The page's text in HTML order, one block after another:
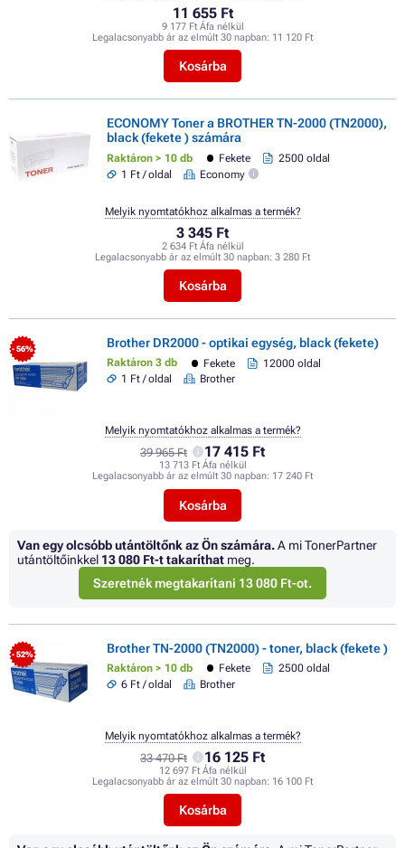
11 655 Ft
9 177 Ft Áfa nélkül
Legalacsonyabb ár az elmúlt 30 napban: 11 120 Ft
Kosárba
ECONOMY Toner a BROTHER TN-2000 (TN2000),
black (fekete ) számára
Raktáron > 10 db Fekete
2500 oldal
1 Ft / oldal
Economy
3 345 Ft
2 634 Ft Áfa nélkül
Legalacsonyabb ár az elmúlt 30 napban: 3 280 Ft
Kosárba
Melyik nyomtatókhoz alkalmas a termék?
- 56% Brother DR2000 - optikai egység, black (fekete)
Raktáron 3 db Fekete
12000 oldal
1 Ft / oldal
Brother
39 965 Ft 17 415 Ft
13 713 Ft Áfa nélkül
Legalacsonyabb ár az elmúlt 30 napban: 17 240 Ft
Kosárba
Melyik nyomtatókhoz alkalmas a termék?
Van egy olcsóbb utántöltőnk az Ön számára.A mi TonerPartner
utántöltőinkkel 13 080 Ft-t takaríthat meg.
Szeretnék megtakarítani 13 080 Ft-ot.
- 52% Brother TN-2000 (TN2000) - toner, black (fekete )
Raktáron > 10 db Fekete
2500 oldal
6 Ft / oldal
Brother
33 470 Ft 16 125 Ft
12 697 Ft Áfa nélkül
Legalacsonyabb ár az elmúlt 30 napban: 16 100 Ft
Kosárba
Melyik nyomtatókhoz alkalmas a termék?